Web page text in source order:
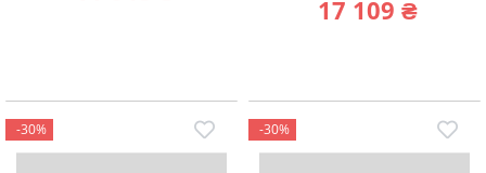
17 109 ₴
-30% -30%